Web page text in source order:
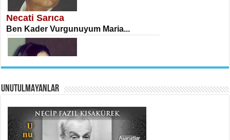
Ekranlar Arasında Kaybolan İnsan...
AHMET URFALI
Tahlil Denemesi...
Necati Sarıca
Ben Kader Vurgunuyum Maria...
Sibel Orhan
İki Kırık Boşluk...
UNUTULMAYANLAR